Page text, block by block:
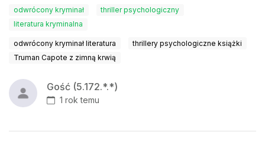
odwrócony kryminał
thriller psychologiczny
literatura kryminalna
odwrócony kryminał literatura
thrillery psychologiczne książki
Truman Capote z zimną krwią
Gość (5.172.*.*)
1 rok temu